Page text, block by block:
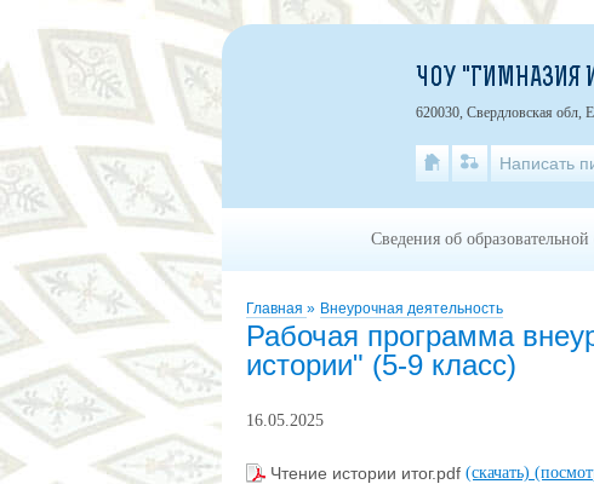
Главная » Внеурочная деятельность
Рабочая программа
истории" (5-9 класс)
16.05.2025
Чтение истории итог.pdf (скачать)
ЧОУ "ГИМНАЗИЯ
620030, Свердловская обл,
Написать
Сведения об